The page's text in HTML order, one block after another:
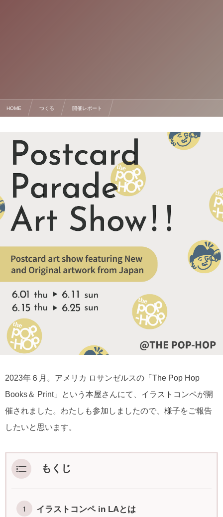
HOME つくる 開催レポート
2023年６月。アメリカ ロサンゼルスの「The Pop Hop
Books＆ Print」という本屋さんにて、イラストコンペが開
催されました。わたしも参加しましたので、様子をご報告
したいと思います。
もくじ
イラストコンペ in LAとは